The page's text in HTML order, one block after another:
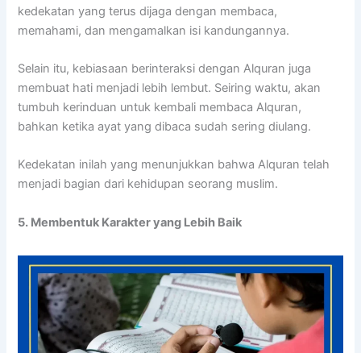
kedekatan yang terus dijaga dengan membaca,
memahami, dan mengamalkan isi kandungannya.
Selain itu, kebiasaan berinteraksi dengan Alquran juga
membuat hati menjadi lebih lembut. Seiring waktu, akan
tumbuh kerinduan untuk kembali membaca Alquran,
bahkan ketika ayat yang dibaca sudah sering diulang.
Kedekatan inilah yang menunjukkan bahwa Alquran telah
menjadi bagian dari kehidupan seorang muslim.
5. Membentuk Karakter yang Lebih Baik